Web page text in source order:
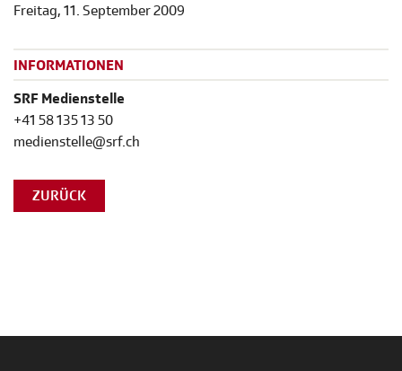
Freitag, 11. September 2009
INFORMATIONEN
SRF Medienstelle
+41 58 135 13 50
medienstelle@srf.ch
ZURÜCK